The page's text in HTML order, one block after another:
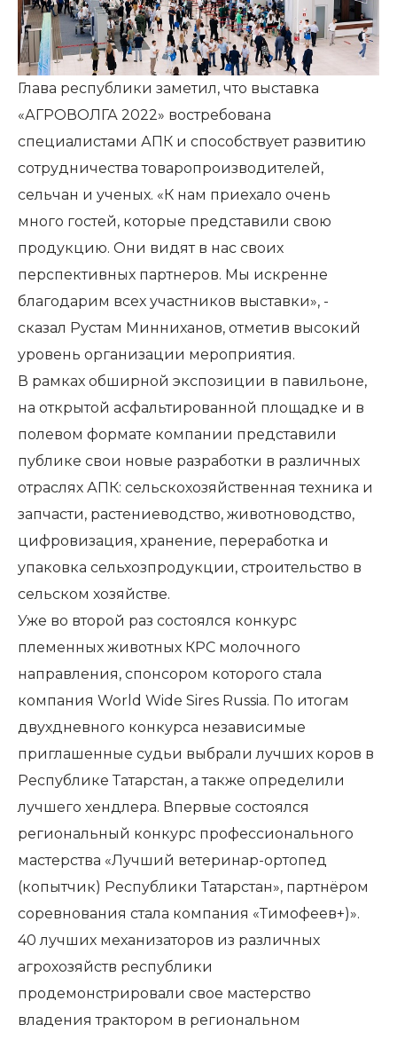
Глава республики заметил, что выставка
«АГРОВОЛГА 2022» востребована
специалистами АПК и способствует развитию
сотрудничества товаропроизводителей,
сельчан и ученых. «К нам приехало очень
много гостей, которые представили свою
продукцию. Они видят в нас своих
перспективных партнеров. Мы искренне
благодарим всех участников выставки», -
сказал Рустам Минниханов, отметив высокий
уровень организации мероприятия.
В рамках обширной экспозиции в павильоне,
на открытой асфальтированной площадке и в
полевом формате компании представили
публике свои новые разработки в различных
отраслях АПК: сельскохозяйственная техника и
запчасти, растениеводство, животноводство,
цифровизация, хранение, переработка и
упаковка сельхозпродукции, строительство в
сельском хозяйстве.
Уже во второй раз состоялся конкурс
племенных животных КРС молочного
направления, спонсором которого стала
компания World Wide Sires Russia. По итогам
двухдневного конкурса независимые
приглашенные судьи выбрали лучших коров в
Республике Татарстан, а также определили
лучшего хендлера. Впервые состоялся
региональный конкурс профессионального
мастерства «Лучший ветеринар-ортопед
(копытчик) Республики Татарстан», партнёром
соревнования стала компания «Тимофеев+)».
40 лучших механизаторов из различных
агрохозяйств республики
продемонстрировали свое мастерство
владения трактором в региональном